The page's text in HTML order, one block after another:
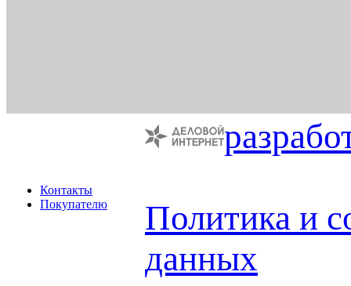
Контакты
Покупателю
Политика и
данных